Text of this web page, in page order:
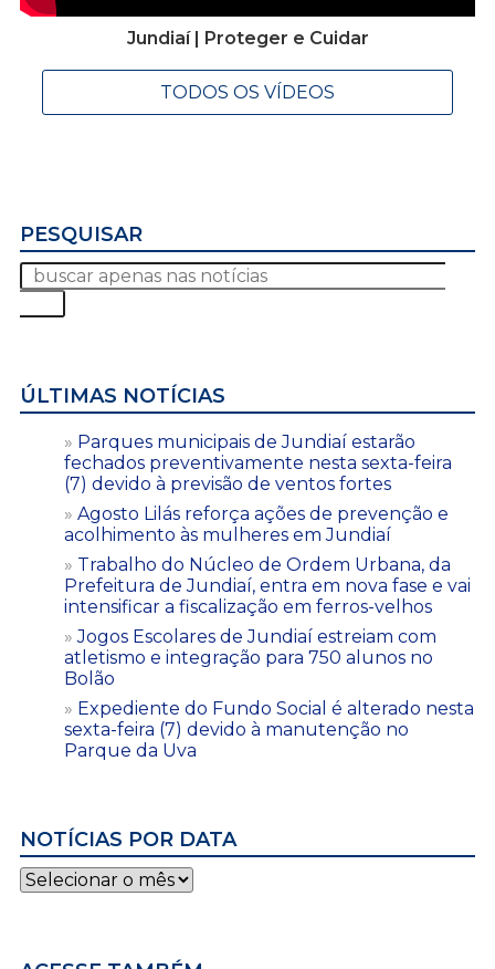
Jundiaí | Proteger e Cuidar
TODOS OS VÍDEOS
PESQUISAR
ÚLTIMAS NOTÍCIAS
Parques municipais de Jundiaí estarão
fechados preventivamente nesta sexta-feira
(7) devido à previsão de ventos fortes
Agosto Lilás reforça ações de prevenção e
acolhimento às mulheres em Jundiaí
Trabalho do Núcleo de Ordem Urbana, da
Prefeitura de Jundiaí, entra em nova fase e vai
intensificar a fiscalização em ferros-velhos
Jogos Escolares de Jundiaí estreiam com
atletismo e integração para 750 alunos no
Bolão
Expediente do Fundo Social é alterado nesta
sexta-feira (7) devido à manutenção no
Parque da Uva
NOTÍCIAS POR DATA
Notícias
por